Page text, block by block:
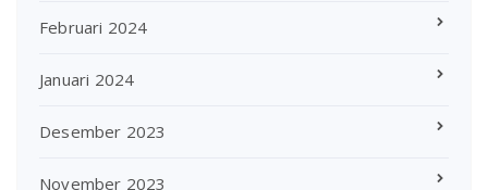
Februari 2024
Januari 2024
Desember 2023
November 2023